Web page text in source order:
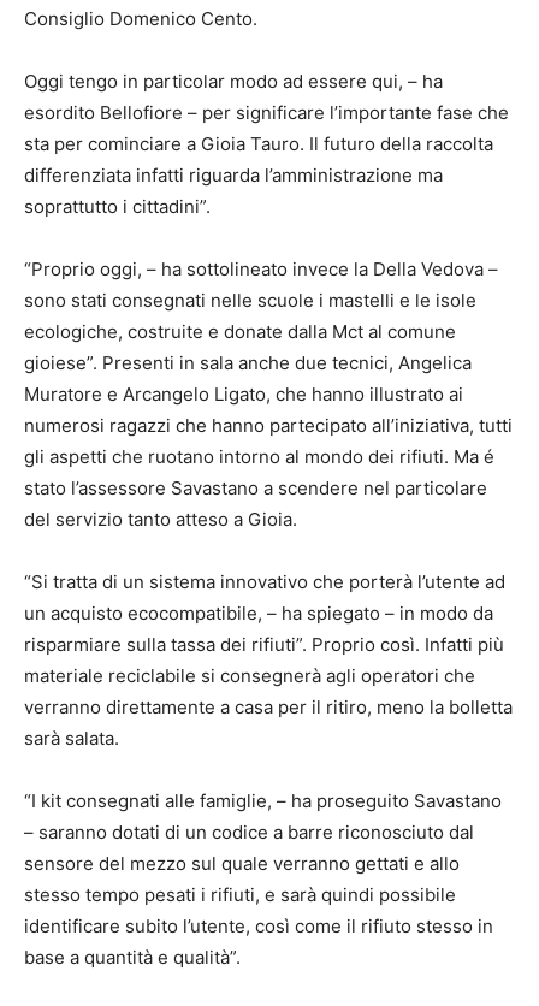
Consiglio Domenico Cento.
Oggi tengo in particolar modo ad essere qui, – ha
esordito Bellofiore – per significare l’importante fase che
sta per cominciare a Gioia Tauro. Il futuro della raccolta
differenziata infatti riguarda l’amministrazione ma
soprattutto i cittadini”.
“Proprio oggi, – ha sottolineato invece la Della Vedova –
sono stati consegnati nelle scuole i mastelli e le isole
ecologiche, costruite e donate dalla Mct al comune
gioiese”. Presenti in sala anche due tecnici, Angelica
Muratore e Arcangelo Ligato, che hanno illustrato ai
numerosi ragazzi che hanno partecipato all’iniziativa, tutti
gli aspetti che ruotano intorno al mondo dei rifiuti. Ma é
stato l’assessore Savastano a scendere nel particolare
del servizio tanto atteso a Gioia.
“Si tratta di un sistema innovativo che porterà l’utente ad
un acquisto ecocompatibile, – ha spiegato – in modo da
risparmiare sulla tassa dei rifiuti”. Proprio così. Infatti più
materiale reciclabile si consegnerà agli operatori che
verranno direttamente a casa per il ritiro, meno la bolletta
sarà salata.
“I kit consegnati alle famiglie, – ha proseguito Savastano
– saranno dotati di un codice a barre riconosciuto dal
sensore del mezzo sul quale verranno gettati e allo
stesso tempo pesati i rifiuti, e sarà quindi possibile
identificare subito l’utente, così come il rifiuto stesso in
base a quantità e qualità”.